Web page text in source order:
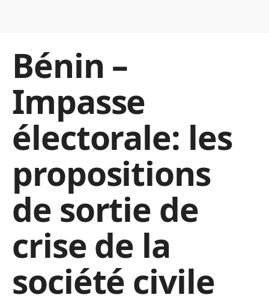
Bénin –
Impasse
électorale: les
propositions
de sortie de
crise de la
société civile